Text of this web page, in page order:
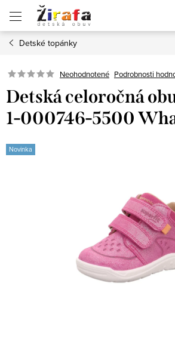
obsah
Detské topánky
Neohodnotené Podrobnosti
Detská celoročná
1-000746-5500
Novinka